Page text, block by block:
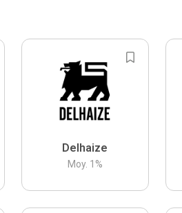
Delhaize
Moy. 1 %